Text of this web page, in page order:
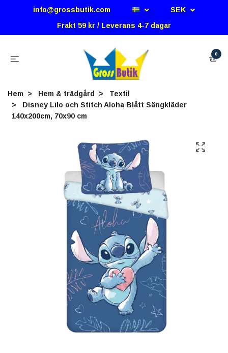
info@grossbutik.com
SEK
Frakt 59 kr / Leverans 4-7 dagar
0
Hem Hem & trädgård
Textil
Disney Lilo och Stitch Aloha Blått Sängkläder
140x200cm, 70x90 cm